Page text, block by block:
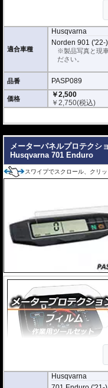
ーパークリアとアンチグレア)
利用いただけます。
ニングクロス、細かい埃も除
仕上げるスキージがセットにな
またこのフィルムは 多少の気
優れもの。満足のいく取付が
適合車種
Husqvarna
Norden 901 ('22-)
※製品写真と現
ださい。
品番 PASP089
価格
￥2,500
￥2,750(税込)
メーターパネルプロテクシ
Husqvarna 701 Enduro
スワイプでスクロール、クリ
ーパークリアとアンチグレア)
利用いただけます。
Husqvarna